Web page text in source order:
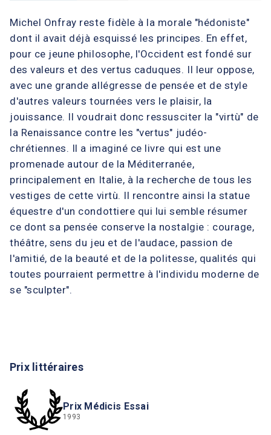
Michel Onfray reste fidèle à la morale "hédoniste"
dont il avait déjà esquissé les principes. En effet,
pour ce jeune philosophe, l'Occident est fondé sur
des valeurs et des vertus caduques. Il leur oppose,
avec une grande allégresse de pensée et de style
d'autres valeurs tournées vers le plaisir, la
jouissance. Il voudrait donc ressusciter la "virtù" de
la Renaissance contre les "vertus" judéo-
chrétiennes. Il a imaginé ce livre qui est une
promenade autour de la Méditerranée,
principalement en Italie, à la recherche de tous les
vestiges de cette virtù. Il rencontre ainsi la statue
équestre d'un condottiere qui lui semble résumer
ce dont sa pensée conserve la nostalgie : courage,
théâtre, sens du jeu et de l'audace, passion de
l'amitié, de la beauté et de la politesse, qualités qui
toutes pourraient permettre à l'individu moderne de
se "sculpter".
Prix littéraires
Prix Médicis Essai
1993